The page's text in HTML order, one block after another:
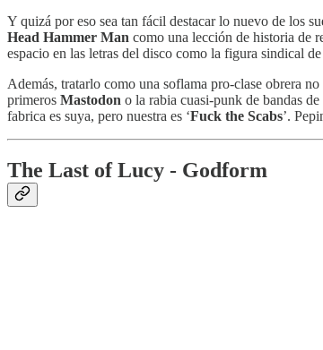
Y quizá por eso sea tan fácil destacar lo nuevo de los
Head Hammer Man como una lección de historia de
espacio en las letras del disco como la figura sindical
Además, tratarlo como una soflama pro-clase obrera
primeros Mastodon o la rabia cuasi-punk de bandas
fabrica es suya, pero nuestra es ‘Fuck the Scabs’.
The Last of Lucy - Godform